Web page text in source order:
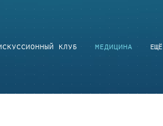
ЕЩЁ
КЛУБ МЕДИЦИНА